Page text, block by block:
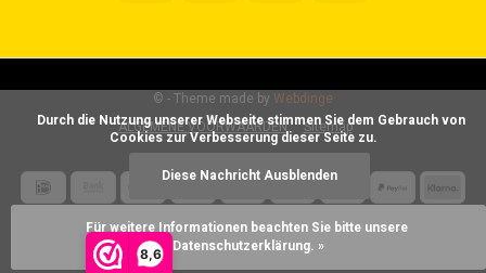
8,6
ALGEMENE VOORWAARDEN Sitemap
© - Theme made by Webdinge
Cookies zur Verbesserung dieser Seite zu.
Diese Nachricht Ausblenden
Für weitere Informationen beachten Sie bitte unsere
Datenschutzerklärung. »